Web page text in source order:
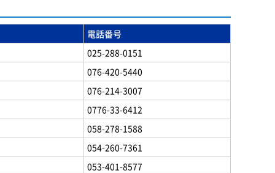
電話番号
025-288-0151
076-420-5440
076-214-3007
0776-33-6412
058-278-1588
054-260-7361
053-401-8577